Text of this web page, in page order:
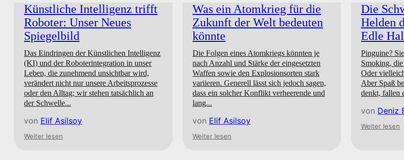
Künstliche Intelligenz trifft
Roboter: Unser Neues
Spiegelbild
Das Eindringen der Künstlichen Intelligenz
(KI) und der Roboterintegration in unser
Leben, die zunehmend unsichtbar wird,
verändert nicht nur unsere Arbeitsprozesse
oder den Alltag; wir stehen tatsächlich an
der Schwelle...
von Elif Asilsoy
Weiter lesen
Was ein Atomkrieg für die
Zukunft der Welt bedeuten
könnte
Die Folgen eines Atomkriegs könnten je
nach Anzahl und Stärke der eingesetzten
Waffen sowie den Explosionsorten stark
variieren. Generell lässt sich jedoch sagen,
dass ein solcher Konflikt verheerende und
lang...
von Elif Asilsoy
Weiter lesen
Die
Helden
Edle
Pinguine?
Smoking,
Oder
Aber Spaß
denkt, fallen
von Deniz
Weiter lesen